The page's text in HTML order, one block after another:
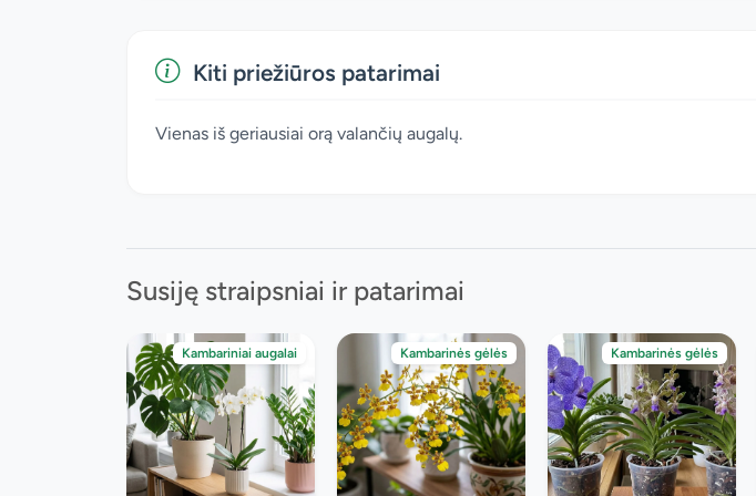
Kiti priežiūros patarimai
Vienas iš geriausiai orą valančių augalų.
Susiję straipsniai ir patarimai
Kambariniai augalai Kambarinės gėlės Kambarinės gėlės